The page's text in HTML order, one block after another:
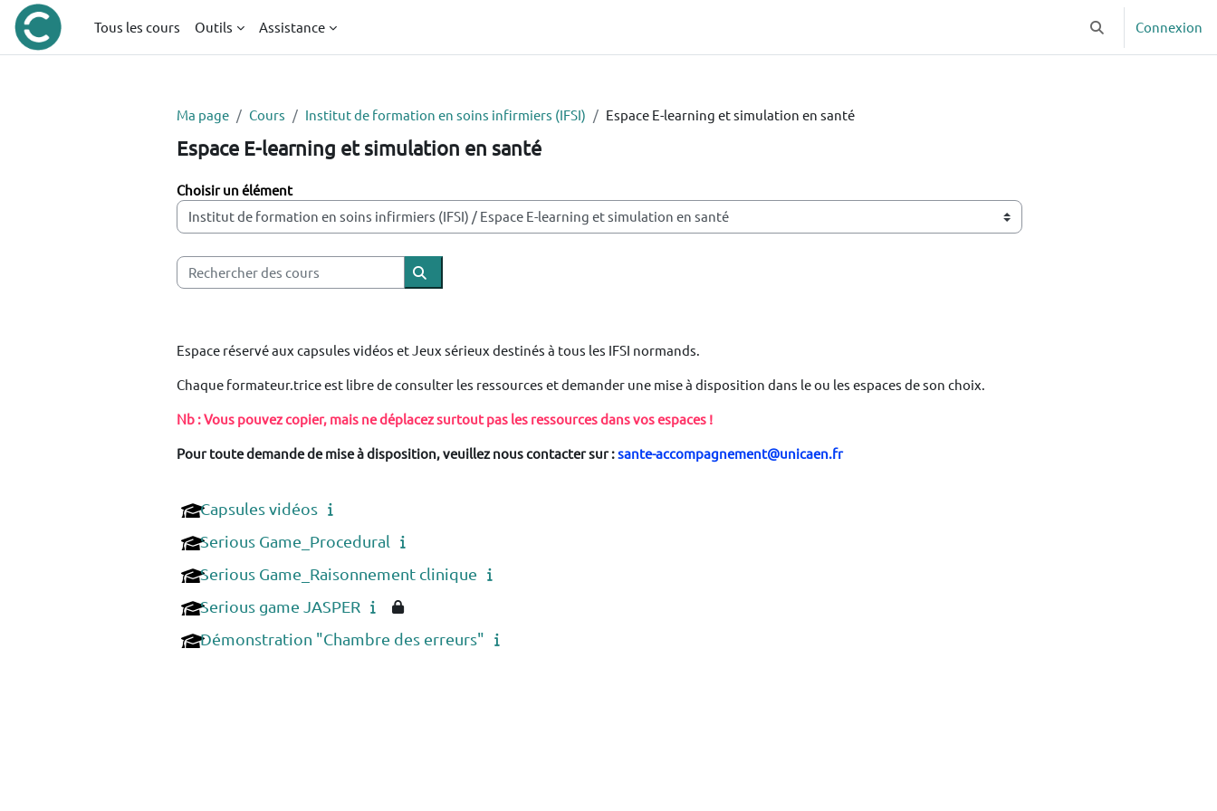
Passer au contenu principal
Tous les cours
Outils Assistance Activer/désactiver
Connexion
Ma page Cours Institut de formation en soins infirmiers (IFSI) Espace E-learning et simulation en santé
Espace E-learning et simulation en santé
Catégories de cours
Rechercher des cours
Rechercher des cours
Espace réservé aux capsules vidéos et Jeux sérieux destinés à tous les IFSI normands.
Chaque formateur.trice est libre de consulter les ressources et demander une mise à disposition dans le ou les espaces de son choix.
Nb : Vous pouvez copier, mais ne déplacez surtout pas les ressources dans vos espaces !
Pour toute demande de mise à disposition, veuillez nous contacter sur :sante-accompagnement@unicaen.fr
Capsules vidéos
Serious Game_Procedural
Serious Game_Raisonnement clinique
Serious game JASPER
Démonstration "Chambre des erreurs"